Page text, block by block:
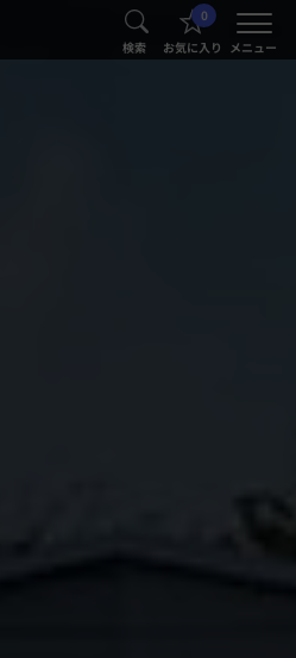
検索
0
お気に入り メニュー
®